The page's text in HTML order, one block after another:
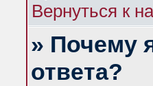
Вернуться к
» Почему
ответа?